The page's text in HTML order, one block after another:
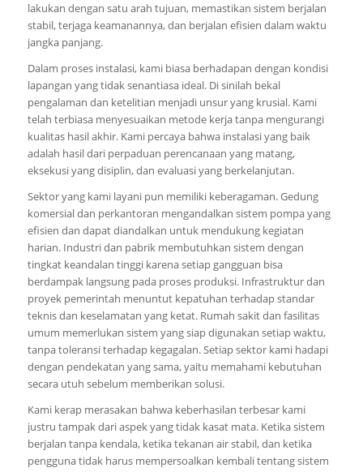
lakukan dengan satu arah tujuan, memastikan sistem berjalan
stabil, terjaga keamanannya, dan berjalan efisien dalam waktu
jangka panjang.
Dalam proses instalasi, kami biasa berhadapan dengan kondisi
lapangan yang tidak senantiasa ideal. Di sinilah bekal
pengalaman dan ketelitian menjadi unsur yang krusial. Kami
telah terbiasa menyesuaikan metode kerja tanpa mengurangi
kualitas hasil akhir. Kami percaya bahwa instalasi yang baik
adalah hasil dari perpaduan perencanaan yang matang,
eksekusi yang disiplin, dan evaluasi yang berkelanjutan.
Sektor yang kami layani pun memiliki keberagaman. Gedung
komersial dan perkantoran mengandalkan sistem pompa yang
efisien dan dapat diandalkan untuk mendukung kegiatan
harian. Industri dan pabrik membutuhkan sistem dengan
tingkat keandalan tinggi karena setiap gangguan bisa
berdampak langsung pada proses produksi. Infrastruktur dan
proyek pemerintah menuntut kepatuhan terhadap standar
teknis dan keselamatan yang ketat. Rumah sakit dan fasilitas
umum memerlukan sistem yang siap digunakan setiap waktu,
tanpa toleransi terhadap kegagalan. Setiap sektor kami hadapi
dengan pendekatan yang sama, yaitu memahami kebutuhan
secara utuh sebelum memberikan solusi.
Kami kerap merasakan bahwa keberhasilan terbesar kami
justru tampak dari aspek yang tidak kasat mata. Ketika sistem
berjalan tanpa kendala, ketika tekanan air stabil, dan ketika
pengguna tidak harus mempersoalkan kembali tentang sistem